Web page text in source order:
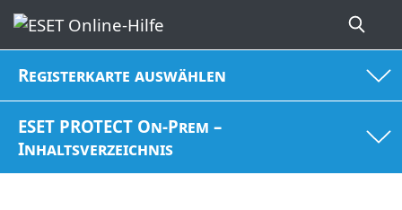
Registerkarte auswählen
ESET PROTECT On-Prem –
Inhaltsverzeichnis